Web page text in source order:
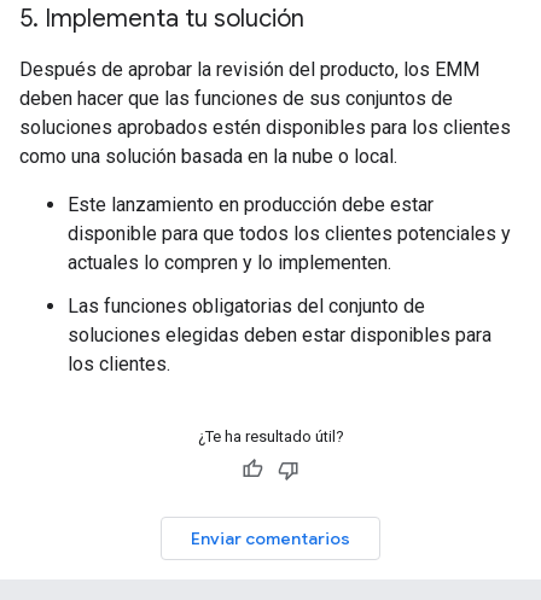
5. Implementa tu solución
Después de aprobar la revisión del producto, los EMM
deben hacer que las funciones de sus conjuntos de
soluciones aprobados estén disponibles para los clientes
como una solución basada en la nube o local.
Este lanzamiento en producción debe estar
disponible para que todos los clientes potenciales y
actuales lo compren y lo implementen.
Las funciones obligatorias del conjunto de
soluciones elegidas deben estar disponibles para
los clientes.
¿Te ha resultado útil?
Enviar comentarios